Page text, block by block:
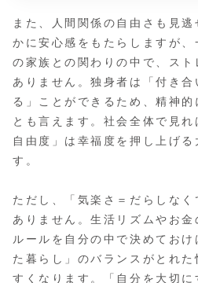
また、人間関係の自由さも見
かに安心感をもたらしますが
の家族との関わりの中で、スト
ありません。独身者は「付き
る」ことができるため、精神
とも言えます。社会全体で見
自由度」は幸福度を押し上げ
す。
ただし、「気楽さ＝だらしな
ありません。生活リズムやお
ルールを自分の中で決めてお
た暮らし」のバランスがとれ
すくなります。「自分を大切に